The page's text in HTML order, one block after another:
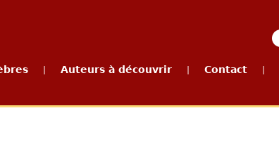
Auteurs à découvrir Contact